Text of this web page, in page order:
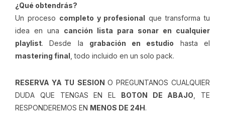
¿Qué obtendrás?
Un proceso completo y profesional que transforma tu
idea en una canción lista para sonar en cualquier
playlist. Desde la grabación en estudio hasta el
mastering final , todo incluido en un solo pack.
RESERVA YA TU SESION O PREGUNTANOS CUALQUIER
DUDA QUE TENGAS EN EL BOTON DE ABAJO , TE
RESPONDEREMOS EN MENOS DE 24H.